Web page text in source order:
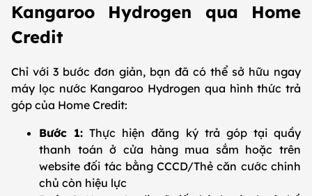
Kangaroo Hydrogen qua Home
Credit
Chỉ với 3 bước đơn giản, bạn đã có thể sở hữu ngay
máy lọc nước Kangaroo Hydrogen qua hình thức trả
góp của Home Credit:
Bước 1: Thực hiện đăng ký trả góp tại quầy
thanh toán ở cửa hàng mua sắm hoặc trên
website đối tác bằng CCCD/Thẻ căn cước chính
chủ còn hiệu lực